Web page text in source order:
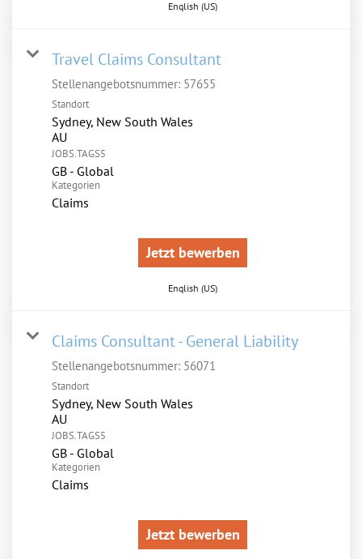
English (US)
Travel Claims Consultant
Stellenangebotsnummer: 57655
Standort
Sydney, New South Wales
JOBS.TAGS5
GB - Global
Kategorien
Claims
Jetzt bewerben
English (US)
Claims Consultant - General Liability
Stellenangebotsnummer: 56071
Standort
Sydney, New South Wales
JOBS.TAGS5
GB - Global
Kategorien
Claims
Jetzt bewerben